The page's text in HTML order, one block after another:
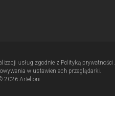
usług zgodnie z Polityką prywatności.
w ustawieniach przeglądarki.
2026 Artelioni